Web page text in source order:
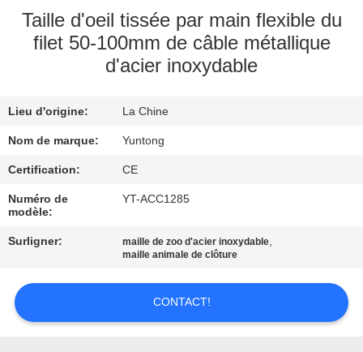
VISITE
D'USINE
DE
QUALITÉ
CONTACTEZ-
NOUS
DEMANDEZ
Taille d'oeil tissée par main flexible du
filet 50-100mm de câble métallique
d'acier inoxydable
Lieu d'origine: La Chine
Nom de marque: Yuntong
Certification: CE
Numéro de
modèle:
YT-ACC1285
Surligner: maille de zoo d'acier inoxydable,
maille animale de clôture
CONTACT!